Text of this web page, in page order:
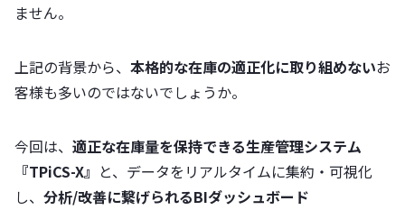
ません。
上記の背景から、 本格的な在庫の適正化に取り組めないお
客様も多いのではないでしょうか。
今回は、 適正な在庫量を保持できる生産管理システム
『TPiCS-X』 と、データをリアルタイムに集約・可視化
し、 分析/改善に繋げられるBIダッシュボード